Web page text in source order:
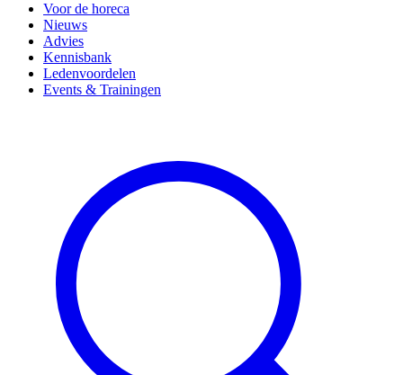
Voor de horeca
Nieuws
Advies
Kennisbank
Ledenvoordelen
Events & Trainingen